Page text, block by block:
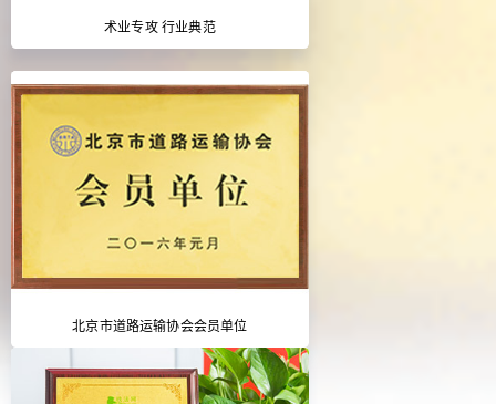
术业专攻 行业典范
北京市道路运输协会会员单位